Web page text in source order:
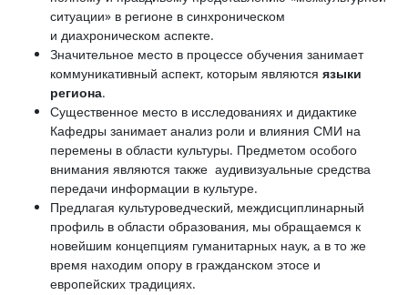
ситуации» в регионе в синхроническом
и диахроническом аспекте.
Значительное место в процессе обучения занимает
коммуникативный аспект, которым являются языки
региона.
Существенное место в исследованиях и дидактике
Кафедры занимает анализ роли и влияния СМИ на
перемены в области культуры. Предметом особого
внимания являются также аудивизуальные средства
передачи информации в культуре.
Предлагая культуроведческий, междисциплинарный
профиль в области образования, мы обращаемся к
новейшим концепциям гуманитарных наук, а в то же
время находим опору в гражданском этосе и
европейских традициях.